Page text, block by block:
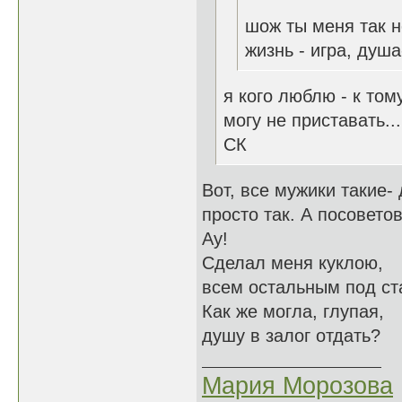
шож ты меня так
жизнь - игра,
я кого люблю - к
могу не приставать...
СК
Вот, все мужики
просто так. А
Ау!
Сделал меня куклою,
всем остальным под
Как же могла, глупая,
душу в залог отдать?
Мария Морозова